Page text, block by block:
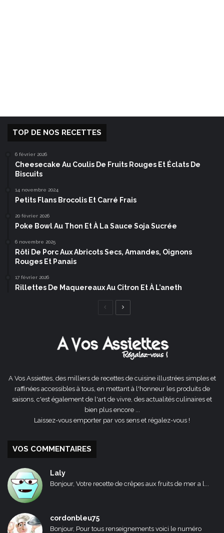
TOP DE NOS RECETTES
6 février 2026
Cheesecake Au Coulis De Fruits Rouges Et Éclats De
Biscuits
14 novembre 2024
Petits Flans Brocolis Et Carré Frais
20 février 2026
Poke Bowl Au Thon Et À La Sauce Soja Sucrée
6 novembre 2025
Rôti De Porc Aux Abricots Secs, Amandes, Oignons
Rouges Et Panais
17 février 2026
Rillettes De Maquereaux Au Citron Et À L’aneth
Page
A Vos Assiettes, des milliers de recettes de cuisine illustrées simples et
raffinées accessibles à tous, en mettant à l'honneur les produits de
saisons, c'est également de l'art de vivre, des actualités culinaires et
bien plus encore ...
Laissez-vous emporter par vos sens et régalez-vous !
VOS COMMENTAIRES
Laly
Bonjour, Votre recette de crêpes aux fruits de mer a l...
cordonbleu75
Bonjour, Pour tous renseignements voici le numéro